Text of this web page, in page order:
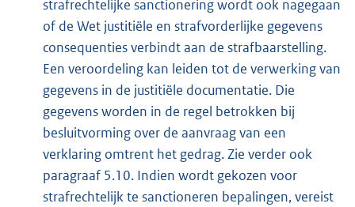
strafrechtelijke sanctionering wordt ook nagegaan
of de Wet justitiële en strafvorderlijke gegevens
consequenties verbindt aan de strafbaarstelling.
Een veroordeling kan leiden tot de verwerking van
gegevens in de justitiële documentatie. Die
gegevens worden in de regel betrokken bij
besluitvorming over de aanvraag van een
verklaring omtrent het gedrag. Zie verder ook
paragraaf 5.10. Indien wordt gekozen voor
strafrechtelijk te sanctioneren bepalingen, vereist